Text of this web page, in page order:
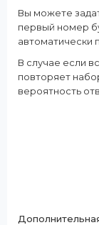
Вы можете
первый номер
автоматически
В случае если
повторяет
вероятность